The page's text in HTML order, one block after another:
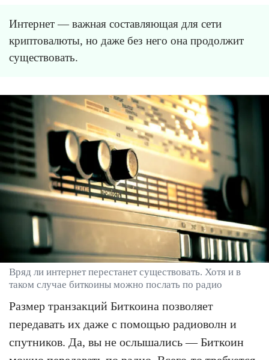
Интернет — важная составляющая для сети
криптовалюты, но даже без него она продолжит
существовать.
Вряд ли интернет перестанет существовать. Хотя и в
таком случае биткоины можно послать по радио
Размер транзакций Биткоина позволяет
передавать их даже с помощью радиоволн и
спутников. Да, вы не ослышались — Биткоин